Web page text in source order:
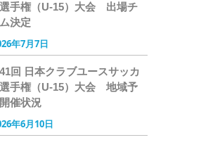
手権（U-15）大会 出場チ
決定
年7月7日
回 日本クラブユースサッカ
手権（U-15）大会 地域予
催状況
年6月10日